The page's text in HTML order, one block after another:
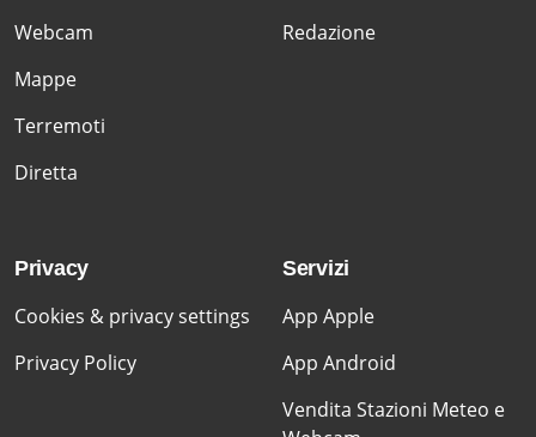
Webcam
Mappe
Terremoti
Diretta
Redazione
Privacy
Cookies & privacy settings
Privacy Policy
Servizi
App Apple
App Android
Vendita Stazioni Meteo e